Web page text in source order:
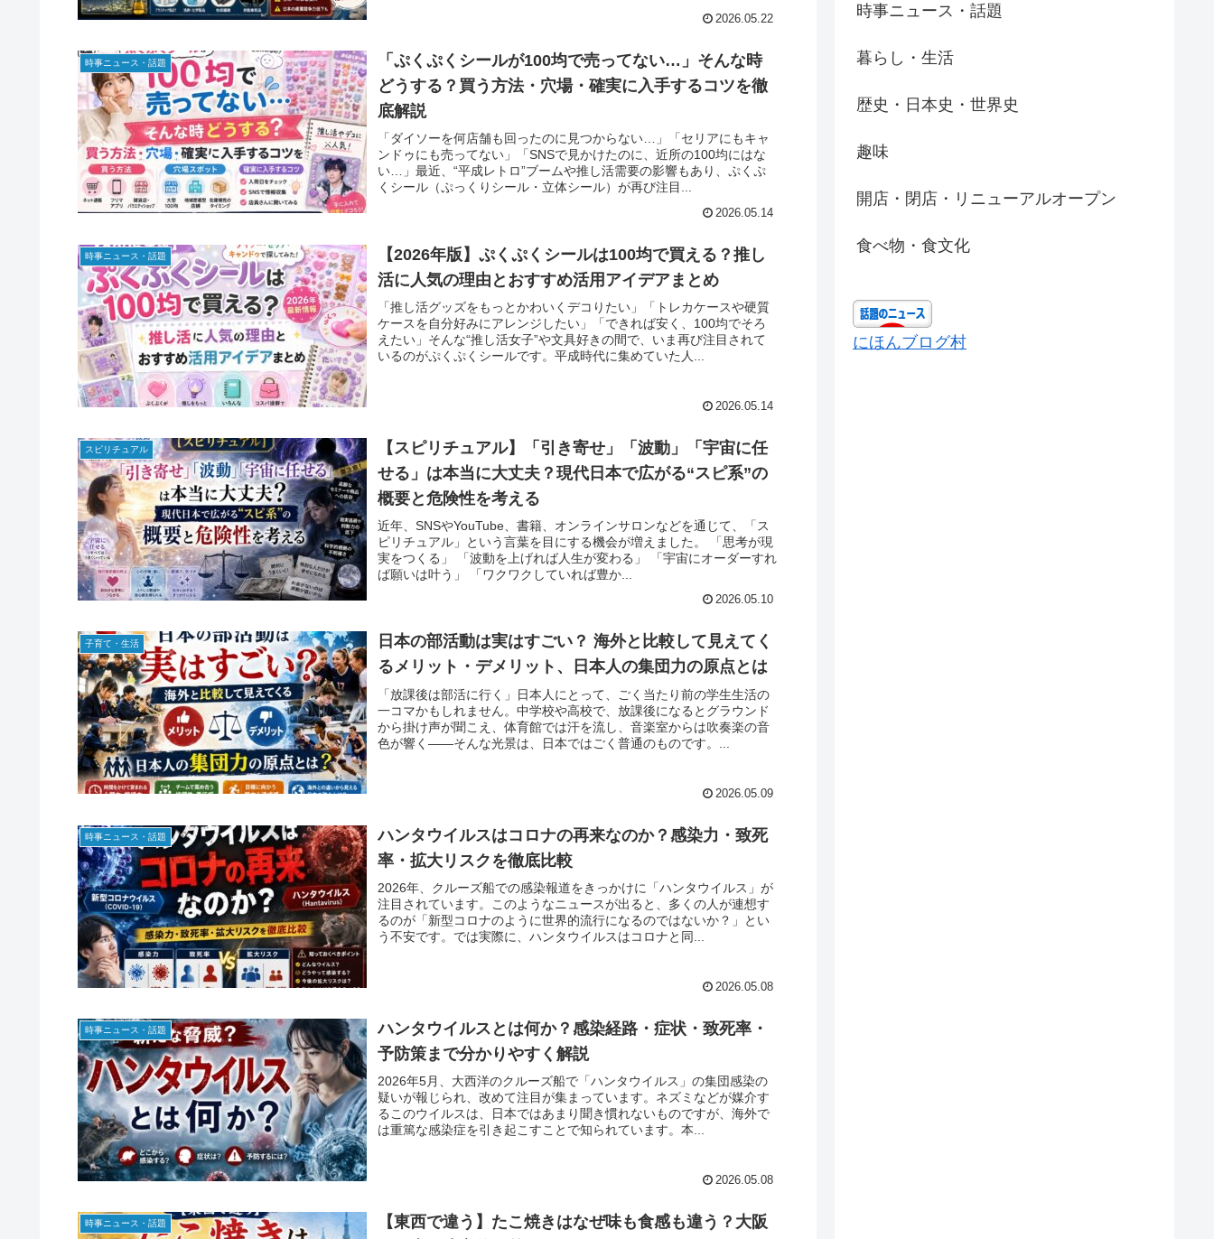
2026.05.22
時事ニュース・話題
「ぷくぷくシールが100均で売ってない…」そんな時
どうする？買う方法・穴場・確実に入手するコツを徹
底解説
「ダイソーを何店舗も回ったのに見つからない…」「セリアにもキャ
ンドゥにも売ってない」「SNSで見かけたのに、近所の100均にはな
い…」最近、“平成レトロ”ブームや推し活需要の影響もあり、ぷくぷ
くシール（ぷっくりシール・立体シール）が再び注目...
2026.05.14
時事ニュース・話題
【2026年版】ぷくぷくシールは100均で買える？推し
活に人気の理由とおすすめ活用アイデアまとめ
「推し活グッズをもっとかわいくデコりたい」「トレカケースや硬質
ケースを自分好みにアレンジしたい」「できれば安く、100均でそろ
えたい」そんな“推し活女子”や文具好きの間で、いま再び注目されて
いるのがぷくぷくシールです。平成時代に集めていた人...
2026.05.14
スピリチュアル
【スピリチュアル】「引き寄せ」「波動」「宇宙に任
せる」は本当に大丈夫？現代日本で広がる“スピ系”の
概要と危険性を考える
近年、SNSやYouTube、書籍、オンラインサロンなどを通じて、「ス
ピリチュアル」という言葉を目にする機会が増えました。 「思考が現
実をつくる」 「波動を上げれば人生が変わる」 「宇宙にオーダーすれ
ば願いは叶う」 「ワクワクしていれば豊か...
2026.05.10
子育て・生活
日本の部活動は実はすごい？ 海外と比較して見えてく
るメリット・デメリット、日本人の集団力の原点とは
「放課後は部活に行く」日本人にとって、ごく当たり前の学生生活の
一コマかもしれません。中学校や高校で、放課後になるとグラウンド
から掛け声が聞こえ、体育館では汗を流し、音楽室からは吹奏楽の音
色が響く――そんな光景は、日本ではごく普通のものです。...
2026.05.09
時事ニュース・話題
ハンタウイルスはコロナの再来なのか？感染力・致死
率・拡大リスクを徹底比較
2026年、クルーズ船での感染報道をきっかけに「ハンタウイルス」が
注目されています。このようなニュースが出ると、多くの人が連想す
るのが「新型コロナのように世界的流行になるのではないか？」とい
う不安です。では実際に、ハンタウイルスはコロナと同...
2026.05.08
時事ニュース・話題
ハンタウイルスとは何か？感染経路・症状・致死率・
予防策まで分かりやすく解説
2026年5月、大西洋のクルーズ船で「ハンタウイルス」の集団感染の
疑いが報じられ、改めて注目が集まっています。ネズミなどが媒介す
るこのウイルスは、日本ではあまり聞き慣れないものですが、海外で
は重篤な感染症を引き起こすことで知られています。本...
2026.05.08
時事ニュース・話題
【東西で違う】たこ焼きはなぜ味も食感も違う？大阪
時事ニュース・話題
暮らし・生活
歴史・日本史・世界史
趣味
開店・閉店・リニューアルオープン
食べ物・食文化
にほんブログ村